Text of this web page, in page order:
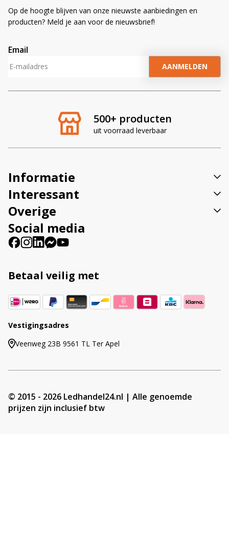
500+ producten
uit voorraad leverbaar
Op de hoogte blijven van onze nieuwste aanbiedingen en
producten? Meld je aan voor de nieuwsbrief!
Email
A
t
:
Informatie
Interessant
Overige
Social media
Betaal veilig met
Vestigingsadres
Veenweg 23B 9561 TL Ter Apel
© 2015 - 2026 Ledhandel24.nl | Alle genoemde
prijzen zijn inclusief btw